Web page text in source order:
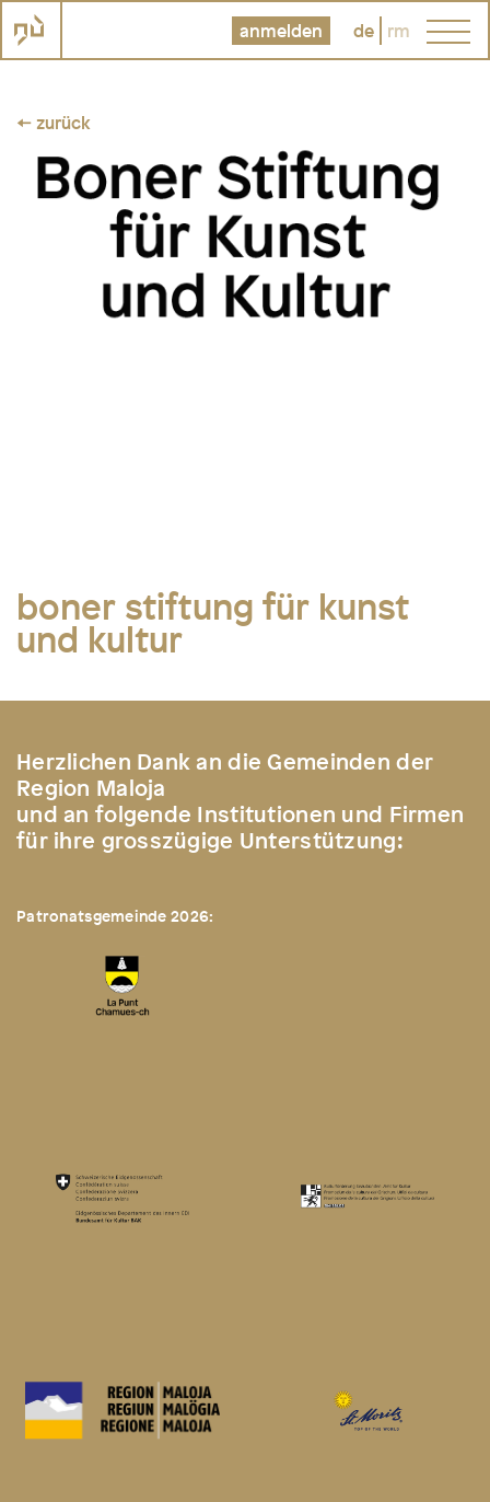
anmelden de rm
← zurück
boner stiftung für kunst
und kultur
Herzlichen Dank an die Gemeinden der
Region Maloja
und an folgende Institutionen und Firmen
für ihre grosszügige Unterstützung:
Patronatsgemeinde 2026: